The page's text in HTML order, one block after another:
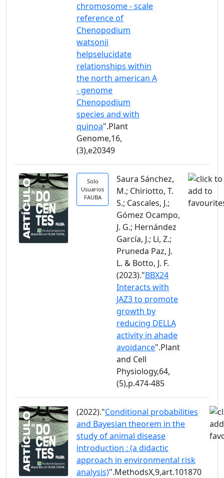
chromosome - scale
reference of
Chenopodium
watsonii
helpselucidate
relationships within
the north american A
- genome
Chenopodium
species and with
quinoa".Plant
Genome,16,
(3),e20349
Solo
Usuarios
FAUBA
Saura Sánchez,
M.; Chiriotto, T.
S.; Cascales, J.;
Gómez Ocampo,
J. G.; Hernández
García, J.; Li, Z.;
Pruneda Paz, J.
L. & Botto, J. F.
(2023)."BBX24
Interacts with
JAZ3 to promote
growth by
reducing DELLA
activity in ahade
avoidance".Plant
and Cell
Physiology,64,
(5),p.474-485
(2022)."Conditional probabilities
and Bayesian theorem in the
study of animal disease
introduction : (a didactic
approach in environmental risk
analysis)".MethodsX,9,art.101870